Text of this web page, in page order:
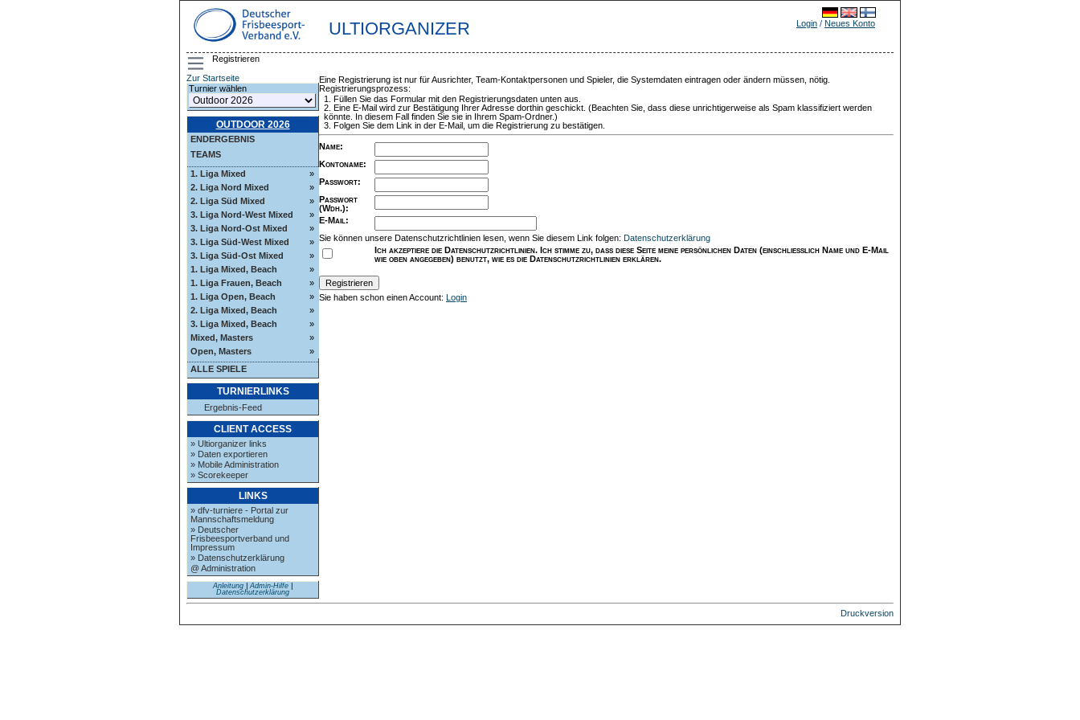
ULTIORGANIZER Login / Neues Konto
Registrieren
Zur Startseite
Turnier wählen
OUTDOOR 2026
ENDERGEBNIS
TEAMS
1. Liga Mixed
»
2. Liga Nord Mixed
»
2. Liga Süd Mixed
»
3. Liga Nord-West Mixed
»
3. Liga Nord-Ost Mixed
»
3. Liga Süd-West Mixed
»
3. Liga Süd-Ost Mixed
»
1. Liga Mixed, Beach
»
1. Liga Frauen, Beach
»
1. Liga Open, Beach
»
2. Liga Mixed, Beach
»
3. Liga Mixed, Beach
»
Mixed, Masters
»
Open, Masters
»
ALLE SPIELE
TURNIERLINKS
Ergebnis-Feed
CLIENT ACCESS
» Ultiorganizer links
» Daten exportieren
» Mobile Administration
» Scorekeeper
LINKS
» dfv-turniere - Portal zur
Mannschaftsmeldung
» Deutscher
Frisbeesportverband und
Impressum
» Datenschutzerklärung
@ Administration
Anleitung| Admin-Hilfe|
Datenschutzerklärung
Eine Registrierung ist nur für Ausrichter, Team-Kontaktpersonen und Spieler, die Systemdaten eintragen oder ändern müssen, nötig.
Registrierungsprozess:
Füllen Sie das Formular mit den Registrierungsdaten unten aus.
Eine E-Mail wird zur Bestätigung Ihrer Adresse dorthin geschickt. (Beachten Sie, dass diese unrichtigerweise als Spam klassifiziert werden
könnte. In diesem Fall finden Sie sie in Ihrem Spam-Ordner.)
Folgen Sie dem Link in der E-Mail, um die Registrierung zu bestätigen.
Name:
Kontoname:
Passwort:
Passwort
(Wdh.):
E-Mail :
Sie können unsere Datenschutzrichtlinien lesen, wenn Sie diesem Link folgen: Datenschutzerklärung
Ich akzeptiere die Datenschutzrichtlinien. Ich stimme zu, dass diese Seite meine persönlichen Daten (einschließlich Name und E-Mail
wie oben angegeben) benutzt, wie es die Datenschutzrichtlinien erklären.
Sie haben schon einen Account: Login
Druckversion